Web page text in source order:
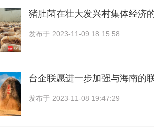
猪肚菌在壮大发兴村集体经济
发布于 2023-11-09 18:15:58
台企联愿进一步加强与海南的
发布于 2023-11-08 19:47:29